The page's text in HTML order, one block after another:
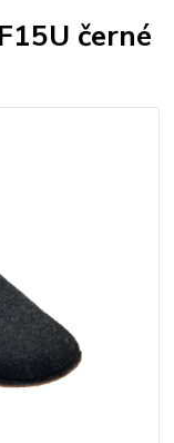
černé